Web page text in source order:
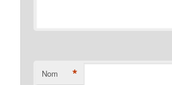
Nom *